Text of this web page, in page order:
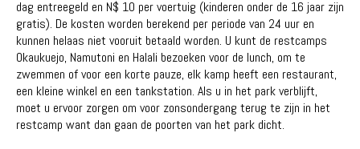
dag entreegeld en N$ 10 per voertuig (kinderen onder de 16 jaar zijn
gratis). De kosten worden berekend per periode van 24 uur en
kunnen helaas niet vooruit betaald worden. U kunt de restcamps
Okaukuejo, Namutoni en Halali bezoeken voor de lunch, om te
zwemmen of voor een korte pauze, elk kamp heeft een restaurant,
een kleine winkel en een tankstation. Als u in het park verblijft,
moet u ervoor zorgen om voor zonsondergang terug te zijn in het
restcamp want dan gaan de poorten van het park dicht.